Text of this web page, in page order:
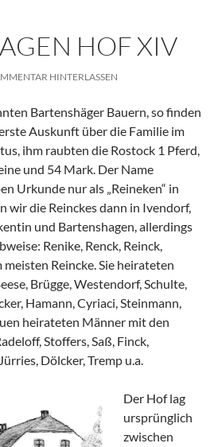
HOF XIV
HINTERLASSEN
Bartenshäger Bauern, so finden
Auskunft über die Familie im
ihm raubten die Rostock 1 Pferd,
und 54 Mark. Der Name
Urkunde nur als „Reineken“ in
wir die Reinckes dann in Ivendorf,
und Bartenshagen, allerdings
Renike, Renck, Reinck,
meisten Reincke. Sie heirateten
Brügge, Westendorf, Schulte,
Hamann, Cyriaci, Steinmann,
heirateten Männer mit den
Stoffers, Saß, Finck,
Dölcker, Tremp u.a.
Der Hof lag
ursprünglich
zwischen